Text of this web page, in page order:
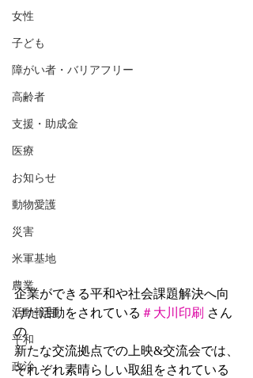
女性
子ども
障がい者・バリアフリー
高齢者
支援・助成金
医療
お知らせ
動物愛護
災害
米軍基地
農業
活動報告
平和
政治
企業ができる平和や社会課題解決へ向
けた活動をされている ＃大川印刷 さん
の
新たな交流拠点での上映&交流会では、
それぞれ素晴らしい取組をされている